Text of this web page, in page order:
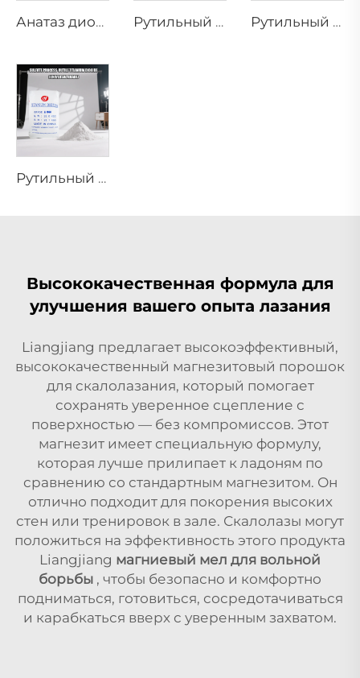
Анатаз диоксида титана A101|Общего назначения Рутильный диоксид титана R218 (универсальный сорт) Рутильный диоксид титана R909 (покрытия и краски — общие)
Рутильный диоксид титана R944 (универсальный сорт)
Высококачественная формула для
улучшения вашего опыта лазания
Liangjiang предлагает высокоэффективный,
высококачественный магнезитовый порошок
для скалолазания, который помогает
сохранять уверенное сцепление с
поверхностью — без компромиссов. Этот
магнезит имеет специальную формулу,
которая лучше прилипает к ладоням по
сравнению со стандартным магнезитом. Он
отлично подходит для покорения высоких
стен или тренировок в зале. Скалолазы могут
положиться на эффективность этого продукта
Liangjiang магниевый мел для вольной
борьбы , чтобы безопасно и комфортно
подниматься, готовиться, сосредотачиваться
и карабкаться вверх с уверенным захватом.